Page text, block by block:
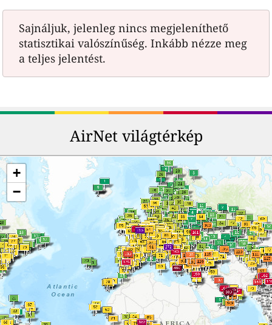
Sajnáljuk, jelenleg nincs megjeleníthető
statisztikai valószínűség. Inkább nézze meg
a teljes jelentést.
AirNet világtérkép
+
−